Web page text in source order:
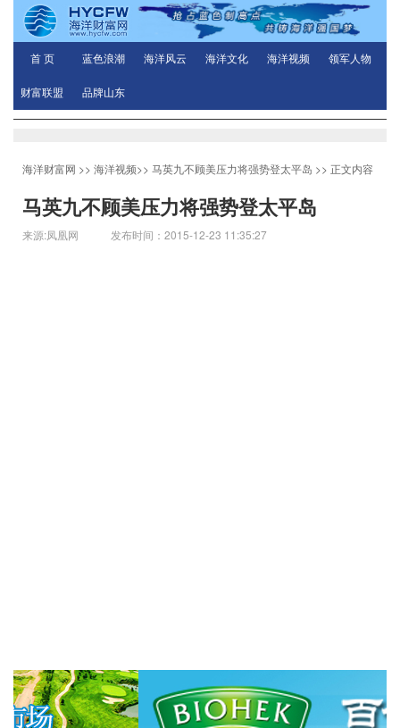
首 页 蓝色浪潮 海洋风云 海洋文化 海洋视频 领军人物
财富联盟 品牌山东
海洋财富网 >> 海洋视频>> 马英九不顾美压力将强势登太平岛 >> 正文内容
马英九不顾美压力将强势登太平岛
来源:凤凰网 发布时间：2015-12-23 11:35:27